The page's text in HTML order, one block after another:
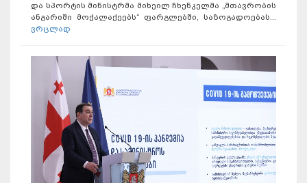
და სპორტის მინისტრმა მიხეილ ჩხენკელმა „მთავრობის
ანგარიში მოქალაქეებს“ ფარგლებში, საზოგადოებას...
ვრცლად